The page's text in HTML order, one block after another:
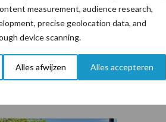
measurement, audience research,
precise geolocation data, and
device scanning.
Alles afwijzen Alles accepteren
zijn constructief identiek aan de